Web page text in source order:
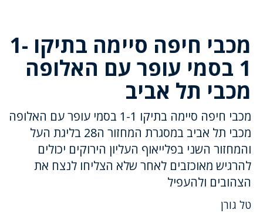
מכבי חיפה סיימה בתיקו 1-
1 בסמי עופר עם האלופה
מכבי תל אביב
מכבי חיפה סיימה בתיקו 1-1 בסמי עופר עם האלופה
מכבי תל אביב במסגרת המחזור ה28 בליגת העל
והמחזור השני בפלייאוף העליון הירוקים יכולים
להרגיש מאוכזבים לאחר שלא הצליחו לנצח את
הצהובים ולהעפיל
טל גורן